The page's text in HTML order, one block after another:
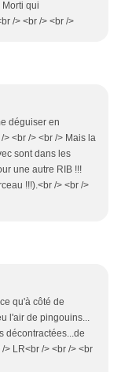
Morti qui
/> <br /> <br />
déguiser en
<br /> <br /> Mais la
sont dans les
une autre RIB !!!
!!!).<br /> <br />
qu'à côté de
l'air de pingouins...
décontractées...de
> LR<br /> <br /> <br